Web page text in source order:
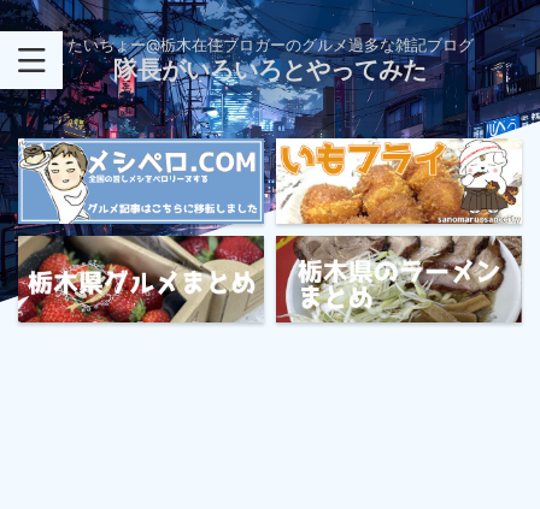
たいちょー@栃木在住ブロガーのグルメ過多な雑記ブログ
隊長がいろいろとやってみた